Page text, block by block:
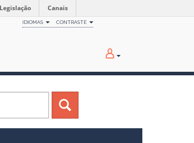
Legislação Canais
IDIOMAS CONTRASTE